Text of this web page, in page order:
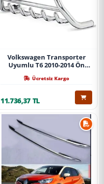
Volkswagen Transporter
Uyumlu T6 2010-2014 Ön
Çelik Krom
Ücretsiz Kargo
11.736,37 TL